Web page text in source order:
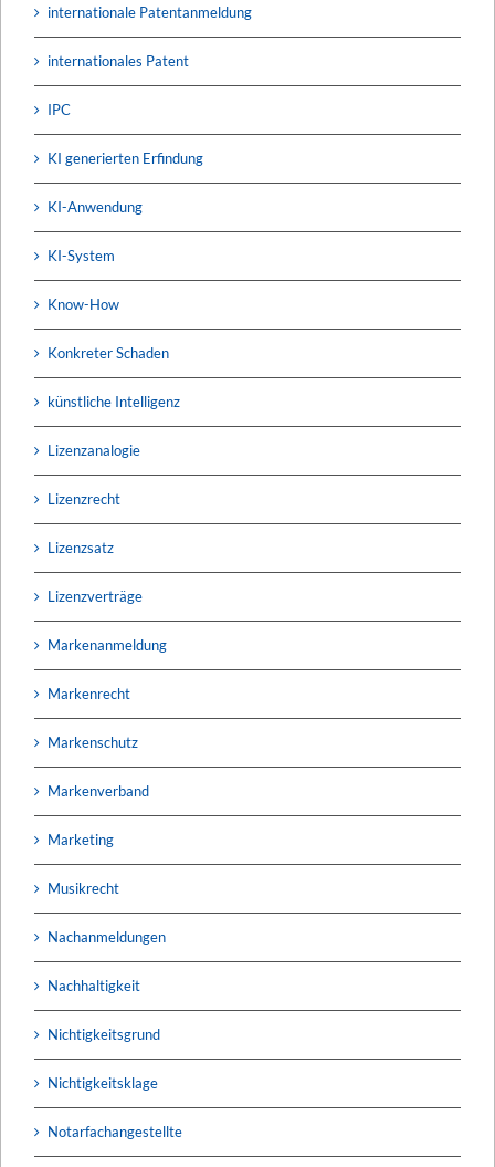
internationale Patentanmeldung
internationales Patent
IPC
KI generierten Erfindung
KI-Anwendung
KI-System
Know-How
Konkreter Schaden
künstliche Intelligenz
Lizenzanalogie
Lizenzrecht
Lizenzsatz
Lizenzverträge
Markenanmeldung
Markenrecht
Markenschutz
Markenverband
Marketing
Musikrecht
Nachanmeldungen
Nachhaltigkeit
Nichtigkeitsgrund
Nichtigkeitsklage
Notarfachangestellte